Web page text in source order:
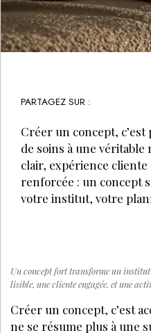
PARTAGEZ SUR :
Créer un concept, c’est
de soins à une
clair, expérience
renforcée : un concept
votre institut, votre
Un concept fort transforme un
lisible, une cliente engagée, et une
Créer un concept, c’est
ne se résume plus à une